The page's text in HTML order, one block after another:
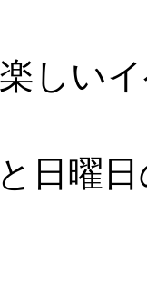
しい
日曜